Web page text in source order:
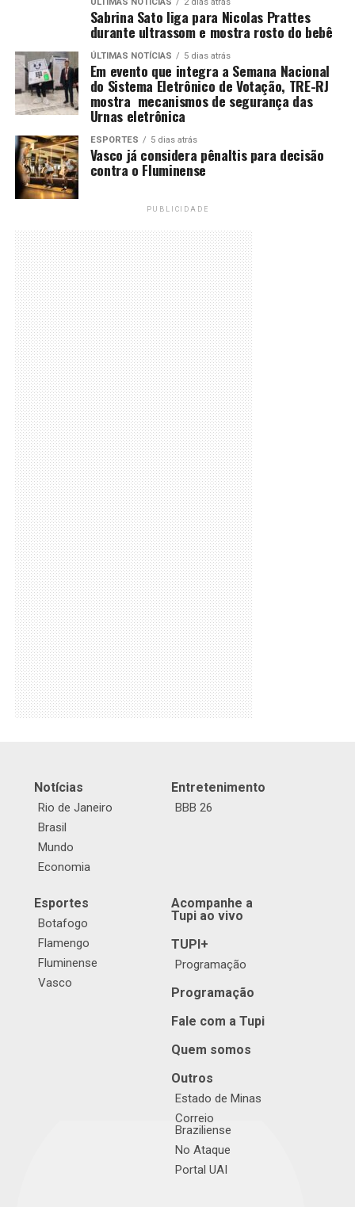
Sabrina Sato liga para Nicolas Prattes
durante ultrassom e mostra rosto do bebê
ÚLTIMAS NOTÍCIAS 5 dias atrás
Em evento que integra a Semana Nacional
do Sistema Eletrônico de Votação, TRE-RJ
mostra mecanismos de segurança das
Urnas eletrônica
ESPORTES 5 dias atrás
Vasco já considera pênaltis para decisão
contra o Fluminense
PUBLICIDADE
Notícias
Rio de Janeiro
Brasil
Mundo
Economia
Entretenimento
BBB 26
Esportes
Botafogo
Flamengo
Fluminense
Vasco
Acompanhe a
Tupi ao vivo
TUPI+
Programação
Programação
Fale com a Tupi
Quem somos
Outros
Estado de Minas
Correio
Braziliense
No Ataque
Portal UAI